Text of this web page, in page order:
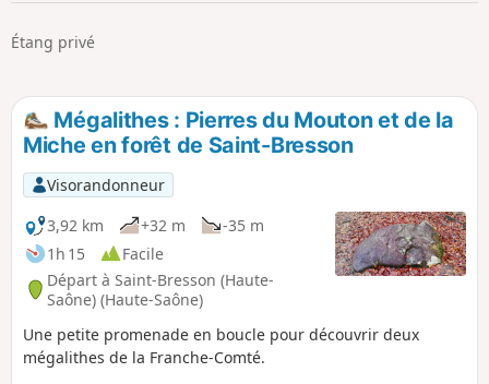
Étang privé
Mégalithes : Pierres du Mouton et de la
Miche en forêt de Saint-Bresson
Visorandonneur
3,92 km
+32 m
-35 m
1h 15
Facile
Départ à Saint-Bresson (Haute-
Saône) (Haute-Saône)
Une petite promenade en boucle pour découvrir deux
mégalithes de la Franche-Comté.